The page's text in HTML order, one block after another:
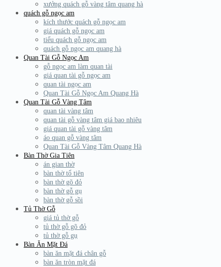
xưởng quách gỗ vàng tâm quang hà
quách gỗ ngọc am
kích thước quách gỗ ngọc am
giá quách gỗ ngọc am
tiểu quách gỗ ngọc am
quách gỗ ngọc am quang hà
Quan Tài Gỗ Ngọc Am
gỗ ngọc am làm quan tài
giá quan tài gỗ ngọc am
quan tài ngọc am
Quan Tài Gỗ Ngọc Am Quang Hà
Quan Tài Gỗ Vàng Tâm
quan tài vàng tâm
quan tài gỗ vàng tâm giá bao nhiêu
giá quan tài gỗ vàng tâm
áo quan gỗ vàng tâm
Quan Tài Gỗ Vàng Tâm Quang Hà
Bàn Thờ Gia Tiên
án gian thờ
bàn thờ tổ tiên
bàn thờ gõ đỏ
bàn thờ gỗ gụ
bàn thờ gỗ sồi
Tủ Thờ Gỗ
giá tủ thờ gỗ
tủ thờ gỗ gõ đỏ
tủ thờ gỗ gụ
Bàn Ăn Mặt Đá
bàn ăn mặt đá chân gỗ
bàn ăn tròn mặt đá